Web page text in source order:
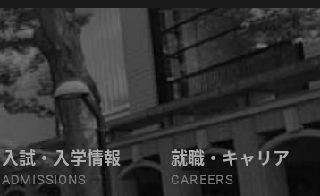
入試・入学情報
ADMISSIONS
就職・キャリア
CAREERS